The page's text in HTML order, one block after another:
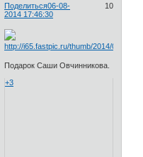
Поделиться 10
06-08-
2014 17:46:30
Подарок Саши Овчинникова.
+3